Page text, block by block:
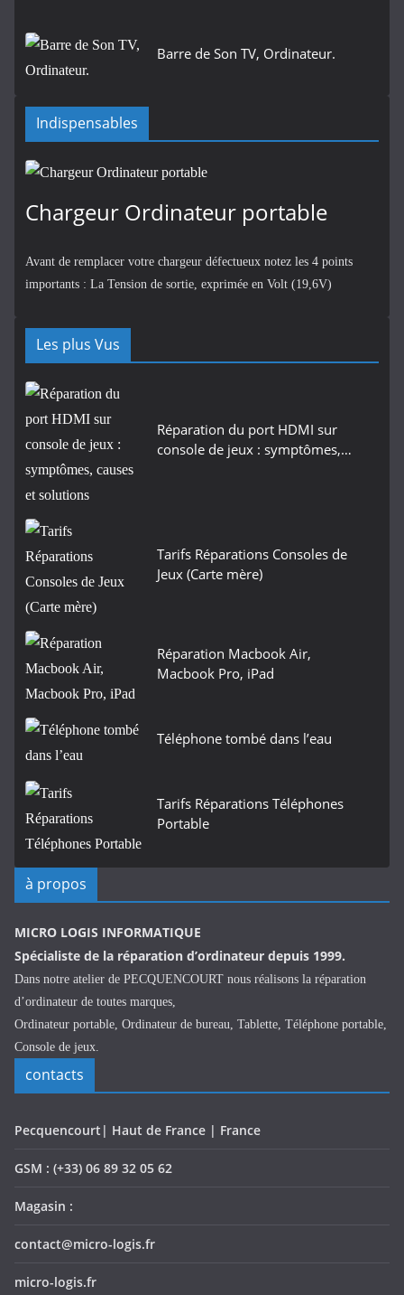
Barre de Son TV, Ordinateur.
Indispensables
Chargeur Ordinateur portable
Avant de remplacer votre chargeur défectueux notez les 4 points
importants : La Tension de sortie, exprimée en Volt (19,6V)
Les plus Vus
Réparation du port HDMI sur
console de jeux : symptômes,…
Tarifs Réparations Consoles de
Jeux (Carte mère)
Réparation Macbook Air,
Macbook Pro, iPad
Téléphone tombé dans l’eau
Tarifs Réparations Téléphones
Portable
à propos
MICRO LOGIS INFORMATIQUE
Spécialiste de la réparation d’ordinateur depuis 1999.
Dans notre atelier de PECQUENCOURT nous réalisons la réparation
d’ordinateur de toutes marques,
Ordinateur portable, Ordinateur de bureau, Tablette, Téléphone portable,
Console de jeux.
contacts
Pecquencourt| Haut de France | France
GSM : (+33) 06 89 32 05 62
Magasin :
contact@micro-logis.fr
micro-logis.fr